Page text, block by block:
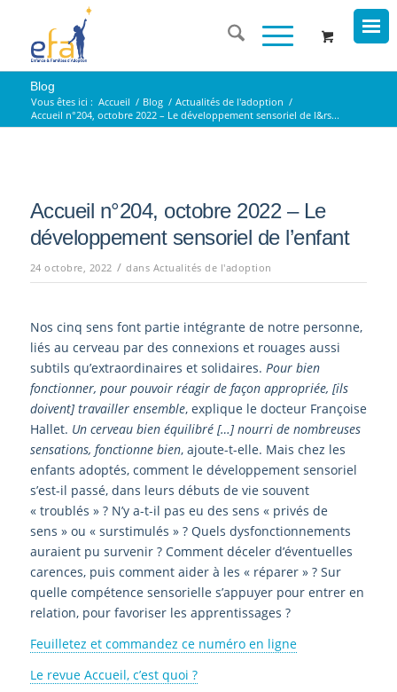
Blog
Vous êtes ici : Accueil / Blog / Actualités de l'adoption /
Accueil n°204, octobre 2022 – Le développement sensoriel de l&rs...
Accueil n°204, octobre 2022 – Le
développement sensoriel de l’enfant
24 octobre, 2022 / dans Actualités de l'adoption
Nos cinq sens font partie intégrante de notre personne,
liés au cerveau par des connexions et rouages aussi
subtils qu’extraordinaires et solidaires. Pour bien
fonctionner, pour pouvoir réagir de façon appropriée, [ils
doivent] travailler ensemble, explique le docteur Françoise
Hallet. Un cerveau bien équilibré […] nourri de nombreuses
sensations, fonctionne bien, ajoute-t-elle. Mais chez les
enfants adoptés, comment le développement sensoriel
s’est-il passé, dans leurs débuts de vie souvent
« troublés » ? N’y a-t-il pas eu des sens « privés de
sens » ou « surstimulés » ? Quels dysfonctionnements
auraient pu survenir ? Comment déceler d’éventuelles
carences, puis comment aider à les « réparer » ? Sur
quelle compétence sensorielle s’appuyer pour entrer en
relation, pour favoriser les apprentissages ?
Feuilletez et commandez ce numéro en ligne
Le revue Accueil, c’est quoi ?